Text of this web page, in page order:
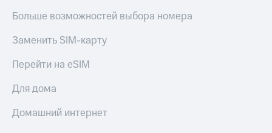
Больше возможностей выбора номера
Заменить SIM-карту
Перейти на eSIM
Для дома
Домашний интернет